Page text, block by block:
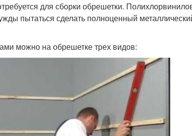
для сборки обрешетки.
пытаться сделать полноценный
можно на обрешетке трех видов: